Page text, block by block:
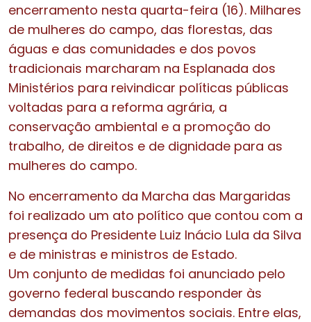
encerramento nesta quarta-feira (16). Milhares
de mulheres do campo, das florestas, das
águas e das comunidades e dos povos
tradicionais marcharam na Esplanada dos
Ministérios para reivindicar políticas públicas
voltadas para a reforma agrária, a
conservação ambiental e a promoção do
trabalho, de direitos e de dignidade para as
mulheres do campo.
No encerramento da Marcha das Margaridas
foi realizado um ato político que contou com a
presença do Presidente Luiz Inácio Lula da Silva
e de ministras e ministros de Estado.
Um conjunto de medidas foi anunciado pelo
governo federal buscando responder às
demandas dos movimentos sociais. Entre elas,